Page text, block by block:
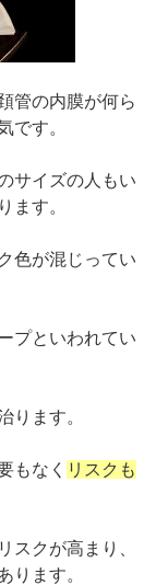
管の内膜が何ら
です。
サイズの人もい
ます。
色が混じってい
プといわれてい
ります。
もなく リスクも
スクが高まり、
ります。